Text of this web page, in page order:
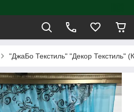
"ДжаБо Текстиль" "Декор Текстиль"